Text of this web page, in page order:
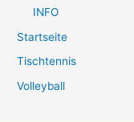
INFO
Startseite
Tischtennis
Volleyball